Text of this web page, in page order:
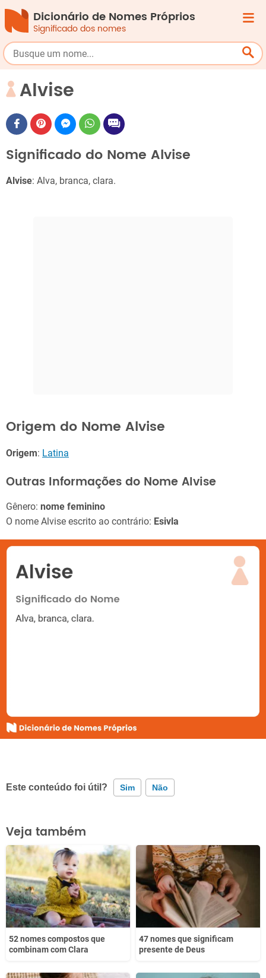
Dicionário de Nomes Próprios
Significado dos nomes
Alvise
Significado do Nome Alvise
Alvise: Alva, branca, clara.
Origem do Nome Alvise
Origem: Latina
Outras Informações do Nome Alvise
Gênero: nome feminino
O nome Alvise escrito ao contrário: Esivla
Este conteúdo foi útil? Sim Não
Este conteúdo contém informação incorreta
Este conteúdo não tem a informação que procuro
Outro
Veja também
52 nomes compostos que
combinam com Clara
47 nomes que significam
presente de Deus